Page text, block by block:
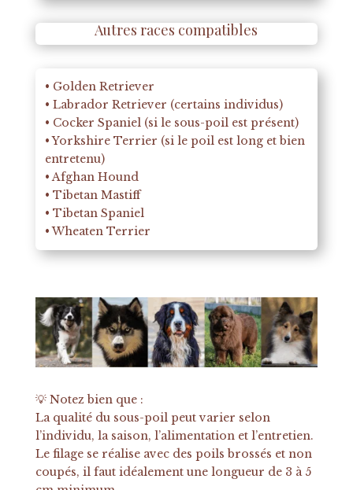
Autres races compatibles
• Golden Retriever
• Labrador Retriever (certains individus)
• Cocker Spaniel (si le sous-poil est présent)
• Yorkshire Terrier (si le poil est long et bien
entretenu)
• Afghan Hound
• Tibetan Mastiff
• Tibetan Spaniel
• Wheaten Terrier
💡 Notez bien que :
La qualité du sous-poil peut varier selon
l’individu, la saison, l’alimentation et l’entretien.
Le filage se réalise avec des poils brossés et non
coupés, il faut idéalement une longueur de 3 à 5